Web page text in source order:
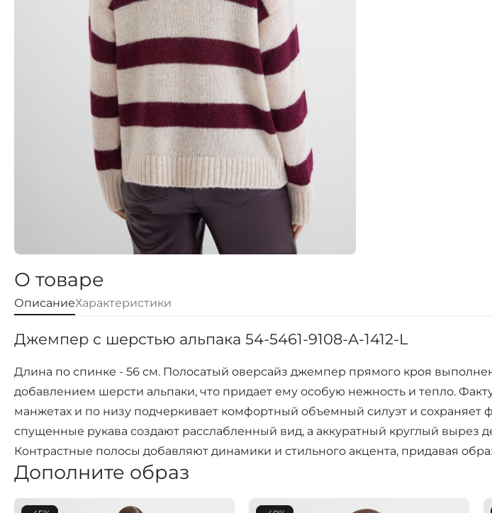
О товаре
ОписаниеХарактеристики
Джемпер с шерстью альпака 54-5461-9108-A-1412-L
Длина по спинке - 56 см. Полосатый оверсайз джемпер прямого кроя
добавлением шерсти альпаки, что придает ему особую нежность и тепло.
манжетах и по низу подчеркивает комфортный объемный силуэт и
спущенные рукава создают расслабленный вид, а аккуратный круглый вырез
Контрастные полосы добавляют динамики и стильного акцента, придавая
Дополните образ